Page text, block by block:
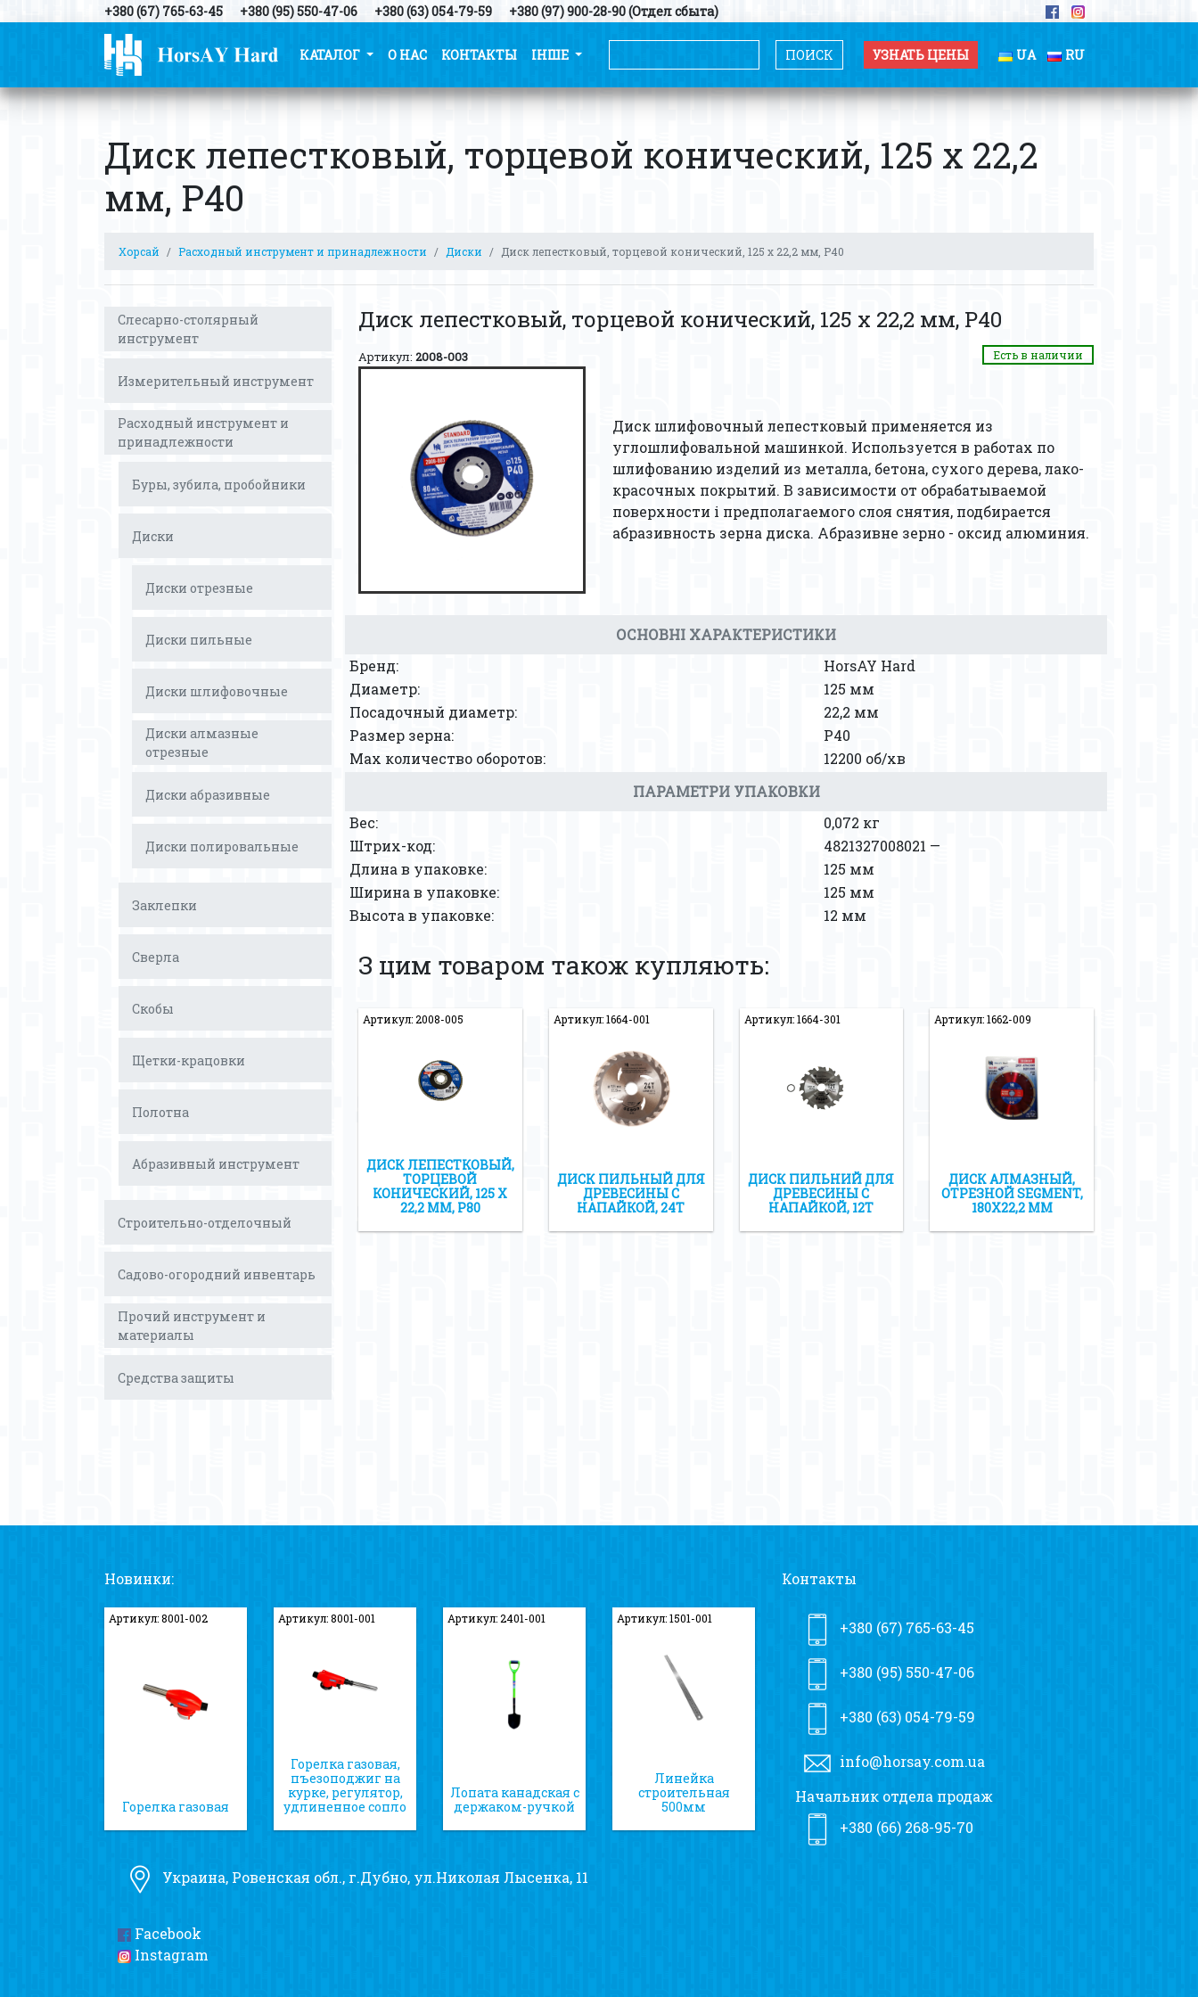
+380 (67) 765-63-45 +380 (95) 550-47-06 +380 (63) 054-79-59 +380 (97) 900-28-90 (Отдел сбыта)
КАТАЛОГ О НАС КОНТАКТЫ ІНШЕ УЗНАТЬ ЦЕНЫ UA RU
Диск лепестковый, торцевой конический, 125 х 22,2
мм, Р40
Хорсай Расходный инструмент и принадлежности Диски Диск лепестковый, торцевой конический, 125 х 22,2 мм, Р40
Слесарно-столярный
инструмент
Измерительный инструмент
Расходный инструмент и
принадлежности
Буры, зубила, пробойники
Диски
Диски отрезные
Диски пильные
Диски шлифовочные
Диски алмазные
отрезные
Диски абразивные
Диски полировальные
Заклепки
Сверла
Скобы
Щетки-крацовки
Полотна
Абразивный инструмент
Строительно-отделочный
Садово-огородний инвентарь
Прочий инструмент и
материалы
Средства защиты
Диск лепестковый, торцевой конический, 125 х 22,2 мм, Р40
Артикул: 2008-003 Есть в наличии
Диск шлифовочный лепестковый применяется из
углошлифовальной машинкой. Используется в работах по
шлифованию изделий из металла, бетона, сухого дерева, лако-
красочных покрытий. В зависимости от обрабатываемой
поверхности і предполагаемого слоя снятия, подбирается
абразивность зерна диска. Абразивне зерно - оксид алюминия.
ОСНОВНІ ХАРАКТЕРИСТИКИ
Бренд:
HorsAY Hard
Диаметр:
125 мм
Посадочный диаметр:
22,2 мм
Размер зерна:
Р40
Мах количество оборотов:
12200 об/хв
ПАРАМЕТРИ УПАКОВКИ
Вес:
0,072 кг
Штрих-код:
4821327008021 —
Длина в упаковке:
125 мм
Ширина в упаковке:
125 мм
Высота в упаковке:
12 мм
З цим товаром також купляють:
Артикул: 2008-005
ДИСК ЛЕПЕСТКОВЫЙ,
ТОРЦЕВОЙ
КОНИЧЕСКИЙ, 125 Х
22,2 ММ, Р80
Артикул: 1664-001
ДИСК ПИЛЬНЫЙ ДЛЯ
ДРЕВЕСИНЫ С
НАПАЙКОЙ, 24Т
Артикул: 1664-301
ДИСК ПИЛЬНИЙ ДЛЯ
ДРЕВЕСИНЫ С
НАПАЙКОЙ, 12Т
Артикул: 1662-009
ДИСК АЛМАЗНЫЙ,
ОТРЕЗНОЙ SEGMENT,
180Х22,2 ММ
Новинки:
Артикул: 8001-002
Горелка газовая
Артикул: 8001-001
Горелка газовая,
пъезоподжиг на
курке, регулятор,
удлиненное сопло
Артикул: 2401-001
Лопата канадская с
держаком-ручкой
Артикул: 1501-001
Линейка
строительная
500мм
Контакты
+380 (67) 765-63-45
+380 (95) 550-47-06
+380 (63) 054-79-59
info@horsay.com.ua
Начальник отдела продаж
+380 (66) 268-95-70
Украина, Ровенская обл., г.Дубно, ул.Николая Лысенка, 11
Facebook
Instagram